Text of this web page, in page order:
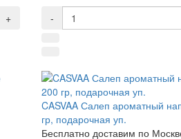
+
-
CASVAA Салеп ароматный
гр, подарочная уп.
Бесплатно доставим по